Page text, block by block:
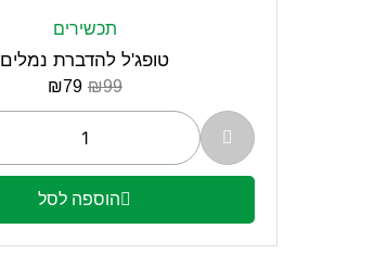
תכשירים
טופג'ל להדברת נמלים
₪99
₪79
הוספה לסל